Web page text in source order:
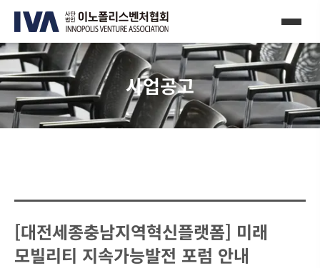
사업공고
[대전세종충남지역혁신플랫폼] 미래
모빌리티 지속가능발전 포럼 안내